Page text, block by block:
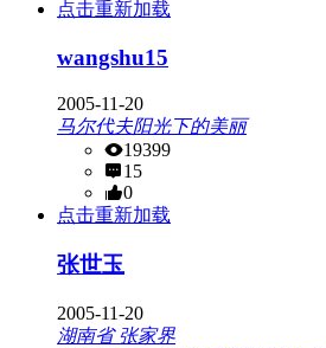
点击重新加载
wangshu15
2005-11-20
马尔代夫阳光下的美丽
19399
15
0
点击重新加载
张世玉
2005-11-20
湖南省 张家界